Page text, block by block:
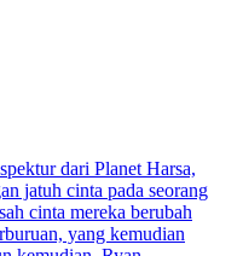
dari Planet Harsa,
jatuh cinta pada seorang
cinta mereka berubah
yang kemudian